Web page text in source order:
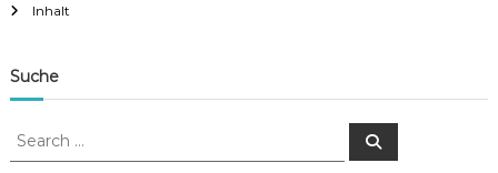
Inhalt
Suche
S
S